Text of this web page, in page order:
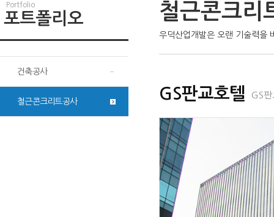
Portfolio
포트폴리오
건축공사
철근콘크리트공사
철근콘크리
우덕산업개발은 오랜 기술력을
GS판교호텔 GS